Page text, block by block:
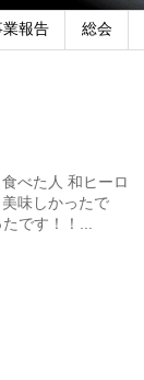
業報告 総会
べた人 和ヒーロ
味しかったで
です！！...